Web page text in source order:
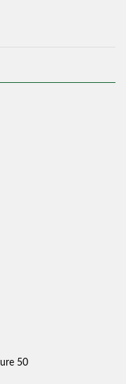
50